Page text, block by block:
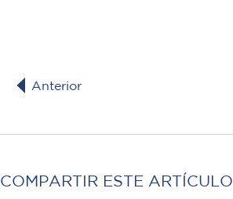
Anterior
COMPARTIR ESTE ARTÍCULO